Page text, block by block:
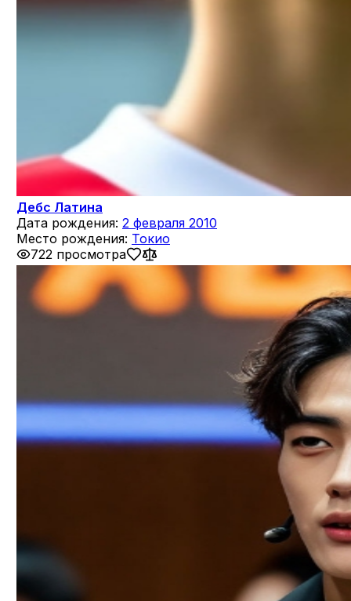
Дебс Латина
Дата рождения: 2 февраля 2010
Место рождения: Токио
722 просмотра